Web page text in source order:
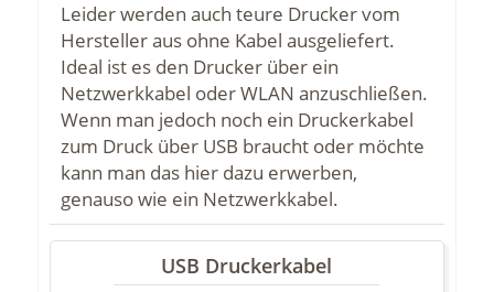
Leider werden auch teure Drucker vom
Hersteller aus ohne Kabel ausgeliefert.
Ideal ist es den Drucker über ein
Netzwerkkabel oder WLAN anzuschließen.
Wenn man jedoch noch ein Druckerkabel
zum Druck über USB braucht oder möchte
kann man das hier dazu erwerben,
genauso wie ein Netzwerkkabel.
USB Druckerkabel